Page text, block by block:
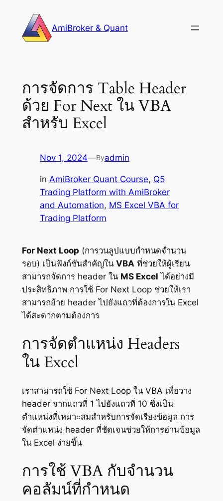
content
AmiBroker & Quant
การจัดการ Table Header
ด้วย For Next ใน VBA
สำหรับ Excel
Nov 1, 2024—Byadmin
in AmiBroker Quant Course, Q5
Trading Platform with AmiBroker
and Automation, MS Excel VBA for
Trading Platform
For Next Loop (การวนลูปแบบกำหนดจำนวน
รอบ) เป็นฟังก์ชันสำคัญใน VBA ที่ช่วยให้ผู้เรียน
สามารถจัดการ header ใน MS Excel ได้อย่างมี
ประสิทธิภาพ การใช้ For Next Loop ช่วยให้เรา
สามารถย้าย header ไปยังแถวที่ต้องการใน Excel
ได้สะดวกตามต้องการ
การจัดตำแหน่ง Headers
ใน Excel
เราสามารถใช้ For Next Loop ใน VBA เพื่อวาง
header จากแถวที่ 1 ไปยังแถวที่ 10 ซึ่งเป็น
ตำแหน่งที่เหมาะสมสำหรับการจัดเรียงข้อมูล การ
จัดตำแหน่ง header ที่ชัดเจนช่วยให้การอ่านข้อมูล
ใน Excel ง่ายขึ้น
การใช้ VBA กับจำนวน
คอลัมน์ที่กำหนด